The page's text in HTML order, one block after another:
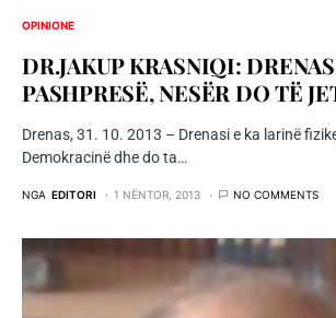
OPINIONE
DR.JAKUP KRASNIQI:
PASHPRESË, NESËR DO TË
Drenas, 31. 10. 2013 – Drenasi e ka larinë
Demokracinë dhe do ta…
NGA EDITORI 1 NËNTOR, 2013 NO COMMENTS